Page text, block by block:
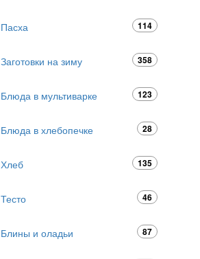
Пасха 114
Заготовки на зиму 358
Блюда в мультиварке 123
Блюда в хлебопечке 28
Хлеб 135
Тесто 46
Блины и оладьи 87